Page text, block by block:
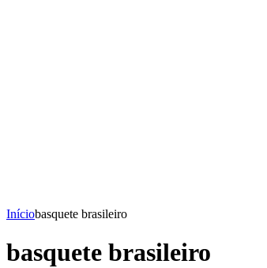
Iníciobasquete brasileiro
basquete brasileiro